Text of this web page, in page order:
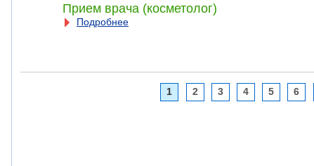
Прием врача (косметолог)
Подробнее
1 2 3 4 5 6